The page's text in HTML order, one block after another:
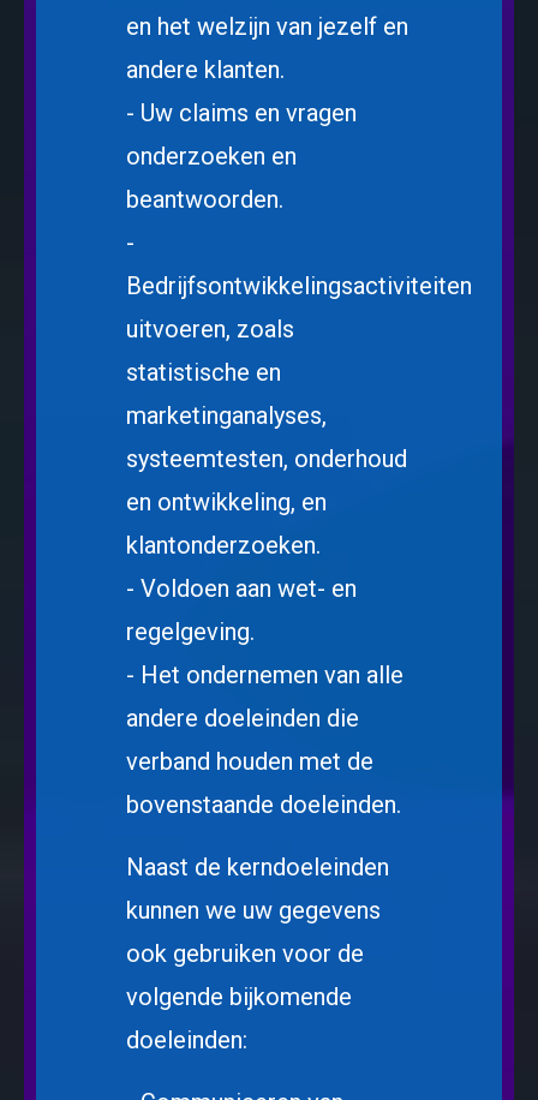
en het welzijn van jezelf en
andere klanten.
- Uw claims en vragen
onderzoeken en
beantwoorden.
-
Bedrijfsontwikkelingsactiviteiten
uitvoeren, zoals
statistische en
marketinganalyses,
systeemtesten, onderhoud
en ontwikkeling, en
klantonderzoeken.
- Voldoen aan wet- en
regelgeving.
- Het ondernemen van alle
andere doeleinden die
verband houden met de
bovenstaande doeleinden.
Naast de kerndoeleinden
kunnen we uw gegevens
ook gebruiken voor de
volgende bijkomende
doeleinden: